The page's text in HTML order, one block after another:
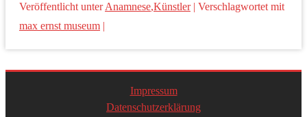
Veröffentlicht unter Anamnese,Künstler| Verschlagwortet mit
max ernst museum |
Impressum
Datenschutzerklärung